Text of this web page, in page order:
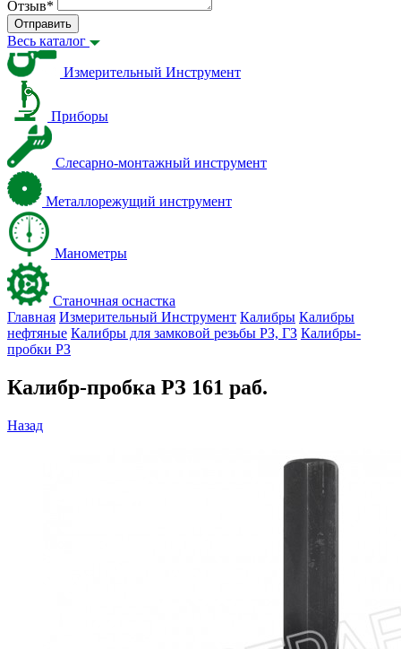
Отзыв*
Отправить
Весь каталог
Измерительный Инструмент
Приборы
Слесарно-монтажный инструмент
Металлорежущий инструмент
Манометры
Станочная оснастка
Главная Измерительный Инструмент Калибры Калибры
нефтяные Калибры для замковой резьбы PЗ, ГЗ Калибры-
пробки PЗ
Калибр-пробка РЗ 161 раб.
Назад